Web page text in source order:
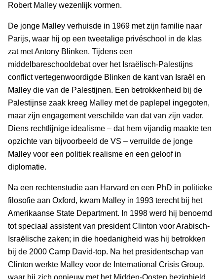
Robert Malley wezenlijk vormen.
De jonge Malley verhuisde in 1969 met zijn familie naar
Parijs, waar hij op een tweetalige privéschool in de klas
zat met Antony Blinken. Tijdens een
middelbareschooldebat over het Israëlisch-Palestijns
conflict vertegenwoordigde Blinken de kant van Israël en
Malley die van de Palestijnen. Een betrokkenheid bij de
Palestijnse zaak kreeg Malley met de paplepel ingegoten,
maar zijn engagement verschilde van dat van zijn vader.
Diens rechtlijnige idealisme – dat hem vijandig maakte ten
opzichte van bijvoorbeeld de VS – verruilde de jonge
Malley voor een politiek realisme en een geloof in
diplomatie.
Na een rechtenstudie aan Harvard en een PhD in politieke
filosofie aan Oxford, kwam Malley in 1993 terecht bij het
Amerikaanse State Department. In 1998 werd hij benoemd
tot speciaal assistent van president Clinton voor Arabisch-
Israëlische zaken; in die hoedanigheid was hij betrokken
bij de 2000 Camp David-top. Na het presidentschap van
Clinton werkte Malley voor de International Crisis Group,
waar hij zich opnieuw met het Midden-Oosten bezighield.